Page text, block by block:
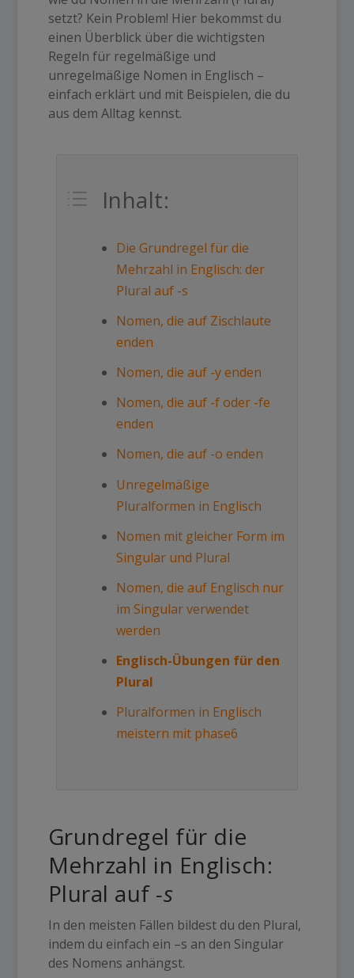
setzt? Kein Problem! Hier bekommst du
einen Überblick über die wichtigsten
Regeln für regelmäßige und
unregelmäßige Nomen in Englisch –
einfach erklärt und mit Beispielen, die du
aus dem Alltag kennst.
d Inhalt:
Die Grundregel für die
Mehrzahl in Englisch: der
Plural auf -s
Nomen, die auf Zischlaute
enden
Nomen, die auf -y enden
Nomen, die auf -f oder -fe
enden
Nomen, die auf -o enden
Unregelmäßige
Pluralformen in Englisch
Nomen mit gleicher Form im
Singular und Plural
Nomen, die auf Englisch nur
im Singular verwendet
werden
Englisch-Übungen für den
Plural
Pluralformen in Englisch
meistern mit phase6
Grundregel für die
Mehrzahl in Englisch:
Plural auf -s
In den meisten Fällen bildest du den Plural,
indem du einfach ein –s an den Singular
des Nomens anhängst.